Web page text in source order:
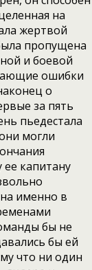
на
жертвой
пропущена
и боевой
ошибки
о
за пять
пьедестала
могли
ее капитану
именно в
бы не
бы ей
что ни один